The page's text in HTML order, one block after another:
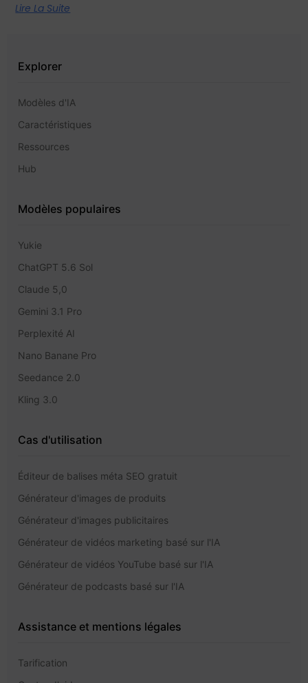
Lire La Suite
Explorer
Modèles d'IA
Caractéristiques
Ressources
Hub
Modèles populaires
Yukie
ChatGPT 5.6 Sol
Claude 5,0
Gemini 3.1 Pro
Perplexité AI
Nano Banane Pro
Seedance 2.0
Kling 3.0
Cas d'utilisation
Éditeur de balises méta SEO gratuit
Générateur d'images de produits
Générateur d'images publicitaires
Générateur de vidéos marketing basé sur l'IA
Générateur de vidéos YouTube basé sur l'IA
Générateur de podcasts basé sur l'IA
Assistance et mentions légales
Tarification